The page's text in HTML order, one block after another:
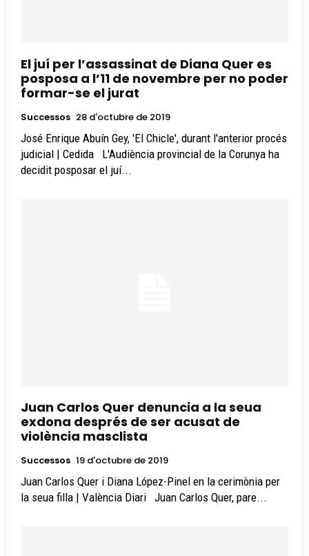
El juí per l’assassinat de Diana Quer es
posposa a l’11 de novembre per no poder
formar-se el jurat
Successos 28 d'octubre de 2019
José Enrique Abuín Gey, 'El Chicle', durant l'anterior procés
judicial | Cedida L'Audiència provincial de la Corunya ha
decidit posposar el juí...
Juan Carlos Quer denuncia a la seua
exdona després de ser acusat de
violència masclista
Successos 19 d'octubre de 2019
Juan Carlos Quer i Diana López-Pinel en la cerimònia per
la seua filla | València Diari Juan Carlos Quer, pare...